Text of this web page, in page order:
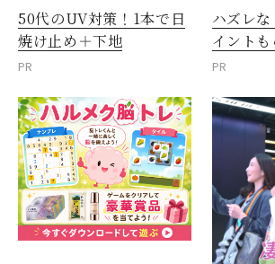
50代のUV対策！1本で日
焼け止め＋下地
PR
ハズレ
イントも
PR